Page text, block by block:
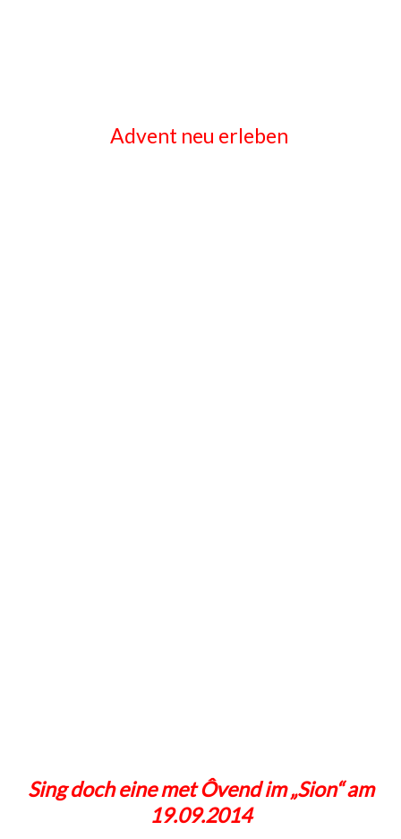
Advent neu erleben
Sing doch eine met Ôvend im „Sion“ am
19.09.2014